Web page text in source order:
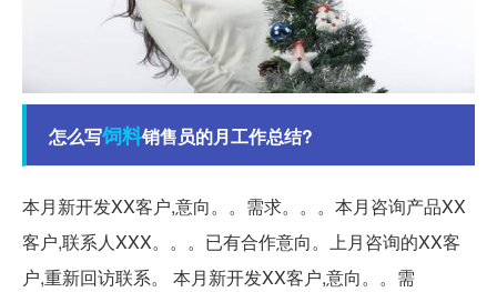
怎么写饲料销售员的月工作总结?
本月新开发XX客户,意向。。需求。。。本月咨询产品XX
客户,联系人XXX。。。已有合作意向。上月咨询的XX客
户,重新回访联系。 本月新开发XX客户,意向。。需